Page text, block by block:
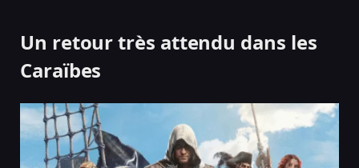
Un retour très attendu dans les
Caraïbes